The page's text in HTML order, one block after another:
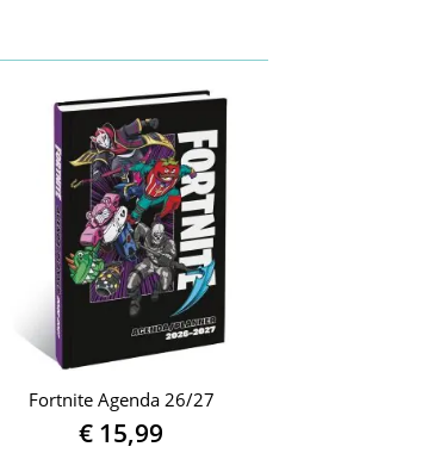
Fortnite Agenda 26/27
€ 15,99